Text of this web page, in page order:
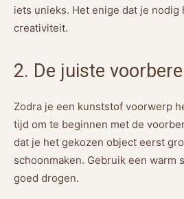
iets unieks. Het enige dat je nodig
creativiteit.
2. De juiste
Zodra je een kunststof voorwerp
tijd om te beginnen met de
dat je het gekozen object eerst
schoonmaken. Gebruik een warm
goed drogen.